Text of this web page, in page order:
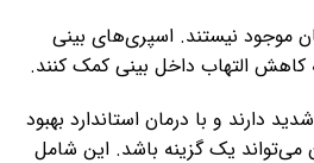
موجود نیستند. اسپری‌های بینی
کاهش التهاب داخل بینی کمک کنند.
دارند و با درمان استاندارد بهبود
می‌تواند یک گزینه باشد. این شامل